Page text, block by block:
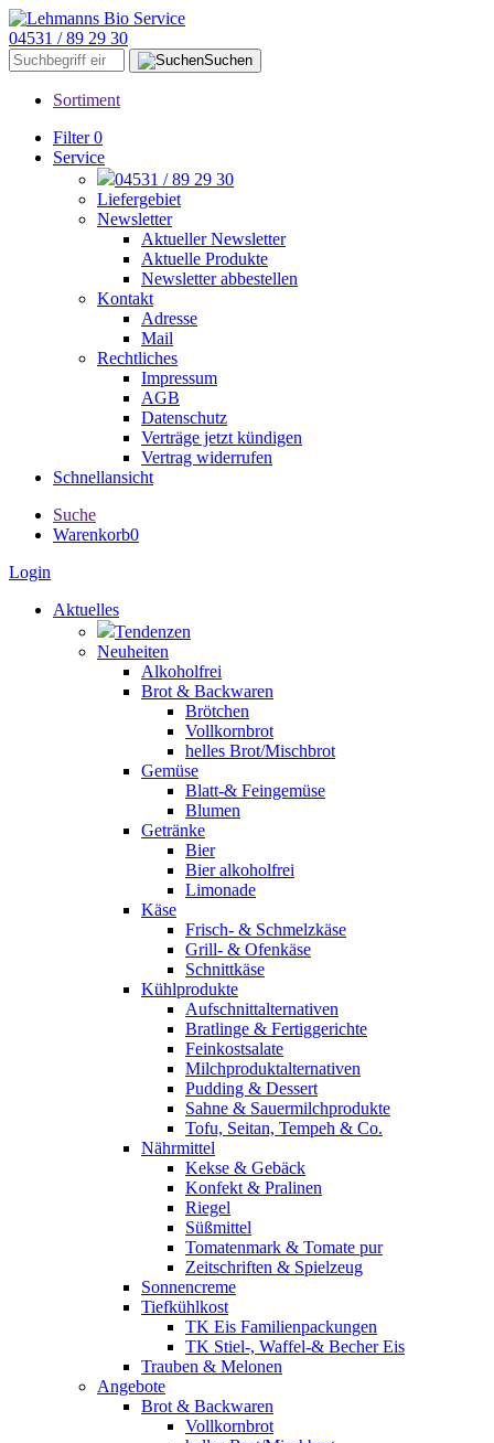
04531 / 89 29 30
Suchen
Sortiment
Filter 0
Service
04531 / 89 29 30
Liefergebiet
Newsletter
Aktueller Newsletter
Aktuelle Produkte
Newsletter abbestellen
Kontakt
Adresse
Mail
Rechtliches
Impressum
AGB
Datenschutz
Verträge jetzt kündigen
Vertrag widerrufen
Schnellansicht
Suche
Warenkorb0
Login
Aktuelles
Tendenzen
Neuheiten
Alkoholfrei
Brot & Backwaren
Brötchen
Vollkornbrot
helles Brot/Mischbrot
Gemüse
Blatt-& Feingemüse
Blumen
Getränke
Bier
Bier alkoholfrei
Limonade
Käse
Frisch- & Schmelzkäse
Grill- & Ofenkäse
Schnittkäse
Kühlprodukte
Aufschnittalternativen
Bratlinge & Fertiggerichte
Feinkostsalate
Milchproduktalternativen
Pudding & Dessert
Sahne & Sauermilchprodukte
Tofu, Seitan, Tempeh & Co.
Nährmittel
Kekse & Gebäck
Konfekt & Pralinen
Riegel
Süßmittel
Tomatenmark & Tomate pur
Zeitschriften & Spielzeug
Sonnencreme
Tiefkühlkost
TK Eis Familienpackungen
TK Stiel-, Waffel-& Becher Eis
Trauben & Melonen
Angebote
Brot & Backwaren
Vollkornbrot